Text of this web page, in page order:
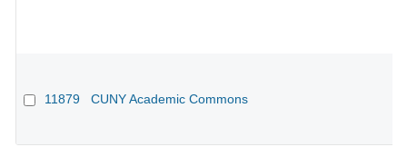
11879 CUNY Academic Commons